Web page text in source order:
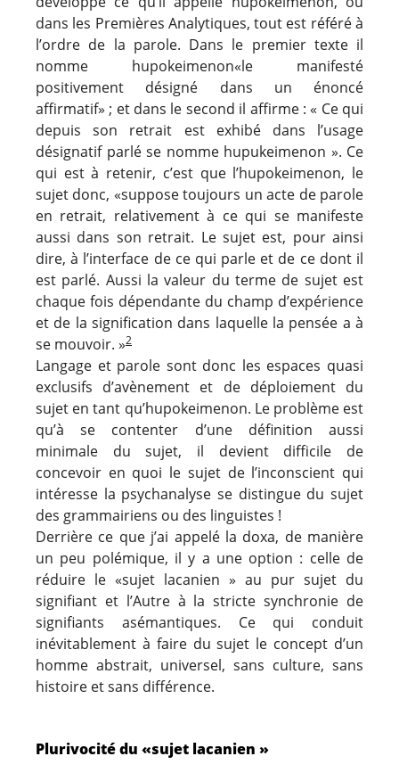
dans les Premières Analytiques, tout est référé à
l’ordre de la parole. Dans le premier texte il
nomme hupokeimenon«le manifesté
positivement désigné dans un énoncé
affirmatif» ; et dans le second il affirme : « Ce qui
depuis son retrait est exhibé dans l’usage
désignatif parlé se nomme hupukeimenon ». Ce
qui est à retenir, c’est que l’hupokeimenon, le
sujet donc, «suppose toujours un acte de parole
en retrait, relativement à ce qui se manifeste
aussi dans son retrait. Le sujet est, pour ainsi
dire, à l’interface de ce qui parle et de ce dont il
est parlé. Aussi la valeur du terme de sujet est
chaque fois dépendante du champ d’expérience
et de la signification dans laquelle la pensée a à
se mouvoir. »2
Langage et parole sont donc les espaces quasi
exclusifs d’avènement et de déploiement du
sujet en tant qu’hupokeimenon. Le problème est
qu’à se contenter d’une définition aussi
minimale du sujet, il devient difficile de
concevoir en quoi le sujet de l’inconscient qui
intéresse la psychanalyse se distingue du sujet
des grammairiens ou des linguistes !
Derrière ce que j’ai appelé la doxa, de manière
un peu polémique, il y a une option : celle de
réduire le «sujet lacanien » au pur sujet du
signifiant et l’Autre à la stricte synchronie de
signifiants asémantiques. Ce qui conduit
inévitablement à faire du sujet le concept d’un
homme abstrait, universel, sans culture, sans
histoire et sans différence.
Plurivocité du «sujet lacanien »